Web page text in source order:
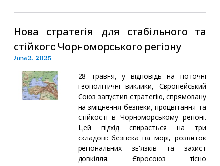
Нова стратегія для стабільного та
стійкого Чорноморського регіону
June 2, 2025
28 травня, у відповідь на поточні
геополітичні виклики, Європейський
Союз запустив стратегію, спрямовану
на зміцнення безпеки, процвітання та
стійкості в Чорноморському регіоні.
Цей підхід спирається на три
складові: безпека на морі, розвиток
регіональних зв'язків та захист
довкілля. Євросоюз тісно